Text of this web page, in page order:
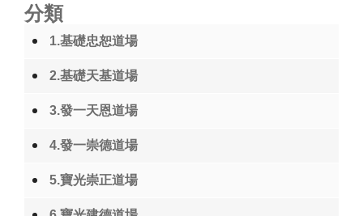
分類
1.基礎忠恕道場
2.基礎天基道場
3.發一天恩道場
4.發一崇德道場
5.寶光崇正道場